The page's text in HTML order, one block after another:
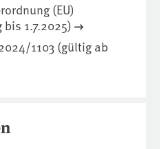
(EU)
1.7.2025)
1103 (gültig ab